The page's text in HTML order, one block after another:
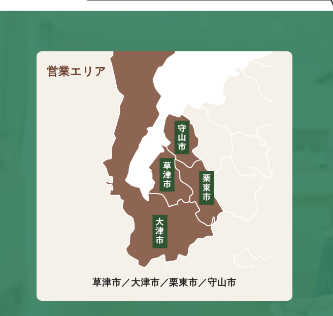
営業エリア
草津市／大津市／栗東市／守山市